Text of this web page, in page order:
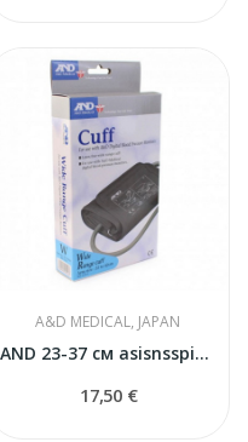
A&D MEDICAL, JAPAN
AND 23-37 см asisnsspiediena mērītāja manšete
17,50 €